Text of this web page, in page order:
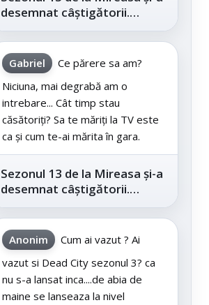
desemnat câștigătorii.
Telespectatorii au decis care
este...
Gabriel
Ce părere sa am?
Niciuna, mai degrabă am o
intrebare... Cât timp stau
căsătoriți? Sa te măriți la TV este
ca și cum te-ai mărita în gara.
Sezonul 13 de la Mireasa și-a
desemnat câștigătorii.
Telespectatorii au decis care
este...
Anonim
Cum ai vazut ? Ai
vazut si Dead City sezonul 3? ca
nu s-a lansat inca....de abia de
maine se lanseaza la nivel